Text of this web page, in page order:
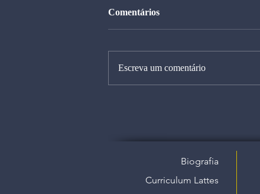
Comentários
Escreva um comentário
Biografia
Curriculum Lattes